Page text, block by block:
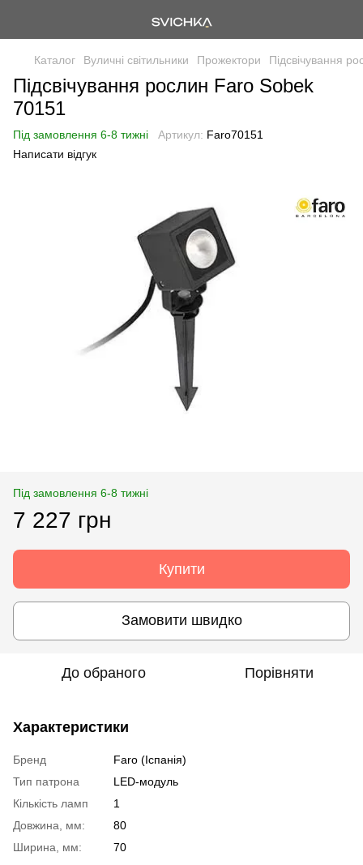
Каталог Вуличні світильники Прожектори Підсвічування
Підсвічування рослин Faro Sobek
70151
Під замовлення 6-8 тижні Артикул: Faro70151
Написати відгук
Під замовлення 6-8 тижні
7 227 грн
Купити
Замовити швидко
До обраного Порівняти
Характеристики
Бренд
Faro (Іспанія)
Тип патрона
LED-модуль
Кількість ламп
1
Довжина, мм:
80
Ширина, мм:
70